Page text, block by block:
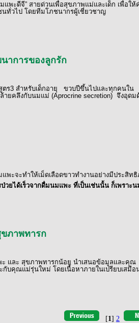
พะดีจี” สายด่วนเพื่อสุขภาพแม่และเด็ก เพื่อให้
นทั่วไป โดยทีมโภชนากรผู้เชี่ยวชาญ
าการของลูกรัก
ตร3 สำหรับเด็กอายุ
ขวบปีขึ้นไปและทุกคนใน
ายคลึงกับนมแม่ (Aprocrine secretion) จึงอุดม
พะจะทำให้เม็ดเลือดขาวทำงานอย่างมีประสิท
ยได้เร็วจากดื่มนมแพะ ที่เป็นเช่นนั้น ก็เพราะ
ขภาพทารก
ะ และ สุขภาพทารกน้อย นำเสนอข้อมูลและคุณ
บคุณแม่รุ่นใหม่ โดยเนื้อหาภายในเปรียบเสมือ
[1] 2